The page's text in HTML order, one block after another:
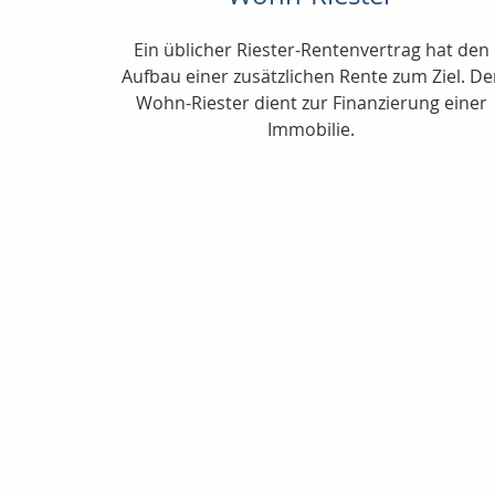
Ein üblicher Riester-Rentenvertrag hat den
Aufbau einer zusätzlichen Rente zum Ziel.
Wohn-Riester dient zur Finanzierung einer
Immobilie.